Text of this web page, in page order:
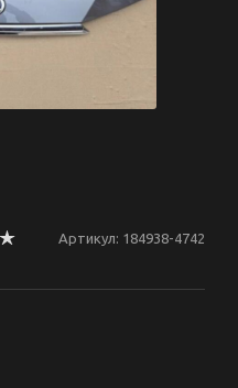
Артикул: 184938-4742